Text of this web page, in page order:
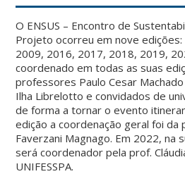
O ENSUS – Encontro de
Projeto ocorreu em nove
2009, 2016, 2017, 2018, 2019,
coordenado em todas as suas
professores Paulo Cesar
Ilha Librelotto e convidados de
de forma a tornar o evento
edição a coordenação geral foi da
Faverzani Magnago. Em 2022, na
será coordenador pela prof.
UNIFESSPA.